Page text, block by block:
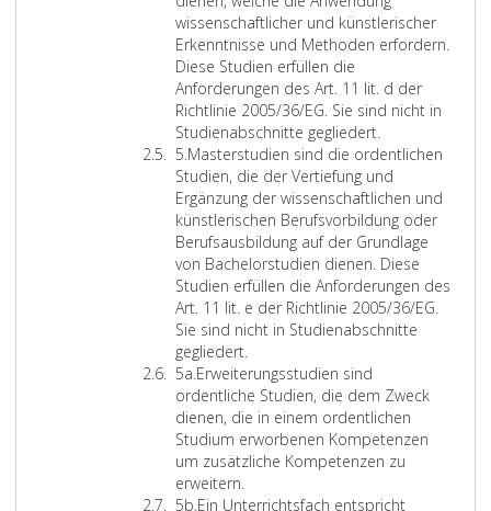
g
d
e
r
B
e
r
i
c
h
t
i
g
u
n
g
B
l
.
N
r
l
i
f
k
a
t
i
o
n
d
a
r
u
n
d
e
b
e
b
s
t
z
i
s
,
Z
u
o
r
d
n
u
n
g
e
n
d
e
r
S
t
u
d
e
n
n
a
C
o
n
i
n
i
n
g
E
d
u
c
a
t
n
)
“
t
e
o
f
r
s
(
C
o
n
t
i
g
u
d
i
e
n
s
i
n
d
d
i
e
o
r
d
n
t
l
i
c
e
wissenschaftlicher und künstlerischer
Erkenntnisse und Methoden erfordern.
Diese Studien erfüllen die
Anforderungen des Art. 11 lit. d der
Richtlinie 2005/36/EG. Sie sind nicht in
Studienabschnitte gegliedert.
a
c
h
e
l
o
r
s
t
e
n
s
n
5.Z
i
f
f
e
r
5
Masterstudien sind die ordentlichen
Studien, die der Vertiefung und
Ergänzung der wissenschaftlichen und
künstlerischen Berufsvorbildung oder
Berufsausbildung auf der Grundlage
von Bachelorstudien dienen. Diese
Studien erfüllen die Anforderungen des
Art. 11 lit. e der Richtlinie 2005/36/EG.
Sie sind nicht in Studienabschnitte
gegliedert.
a
s
t
e
r
t
5a.Z
i
f
f
e
r
5
Erweiterungsstudien sind
ordentliche Studien, die dem Zweck
dienen, die in einem ordentlichen
Studium erworbenen Kompetenzen
um zusätzliche Kompetenzen zu
erweitern.
5b.Z
Ein Unterrichtsfach entspricht